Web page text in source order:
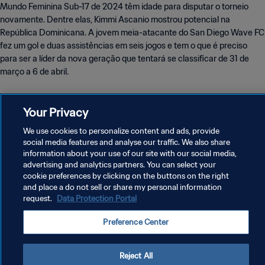
Mundo Feminina Sub-17 de 2024 têm idade para disputar o torneio
novamente. Dentre elas, Kimmi Ascanio mostrou potencial na
República Dominicana. A jovem meia-atacante do San Diego Wave FC
fez um gol e duas assistências em seis jogos e tem o que é preciso
para ser a líder da nova geração que tentará se classificar de 31 de
março a 6 de abril.
View this post on Instagram
Your Privacy
We use cookies to personalize content and ads, provide
social media features and analyse our traffic. We also share
information about your use of our site with our social media,
advertising and analytics partners. You can select your
cookie preferences by clicking on the buttons on the right
and place a do not sell or share my personal information
request. Data Protection Portal
Preference Center
Reject All